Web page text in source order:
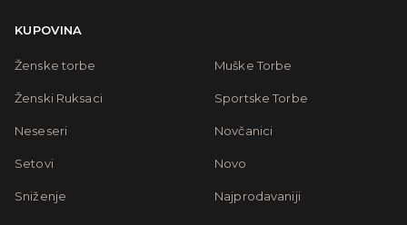
KUPOVINA
Ženske torbe Muške Torbe
Ženski Ruksaci Sportske Torbe
Neseseri Novčanici
Setovi Novo
Sniženje Najprodavaniji